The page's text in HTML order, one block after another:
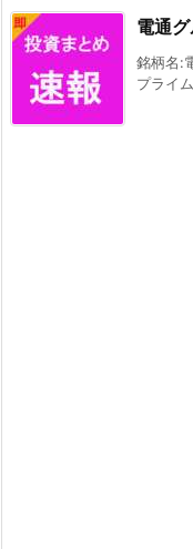
電通
銘柄名:
プライ